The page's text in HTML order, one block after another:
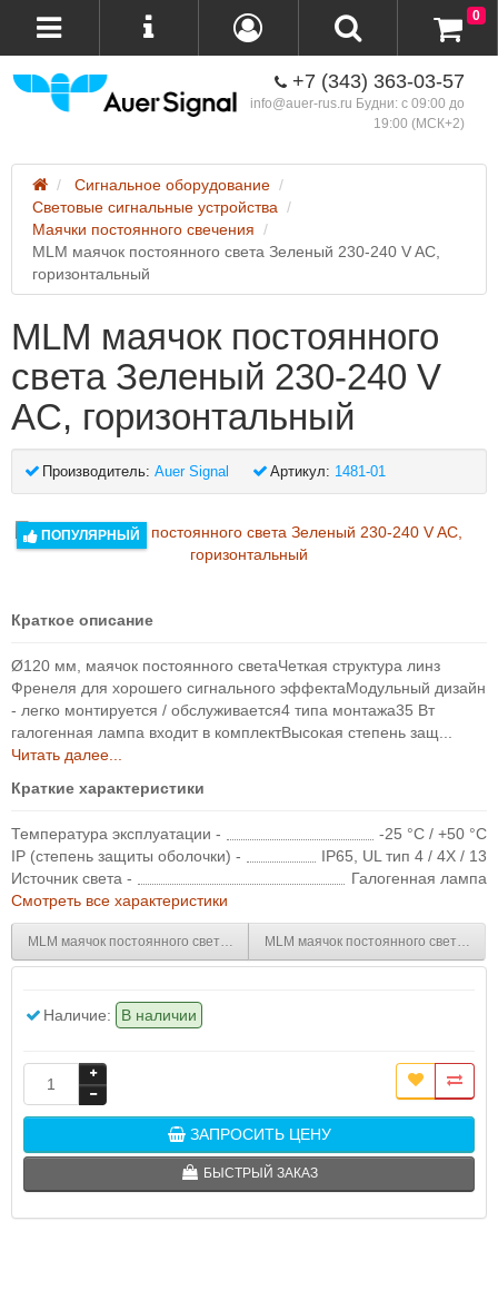
+7 (343) 363-03-57
info@auer-rus.ru Будни: с 09:00 до
19:00 (МСК+2)
0
Сигнальное оборудование
Световые сигнальные устройства
Маячки постоянного свечения
MLM маячок постоянного света Зеленый 230-240 V AC,
горизонтальный
MLM маячок постоянного
света Зеленый 230-240 V
AC, горизонтальный
Производитель: Auer Signal Артикул: 1481-01
ПОПУЛЯРНЫЙ
Краткое описание
Ø120 мм, маячок постоянного светаЧеткая структура линз
Френеля для хорошего сигнального эффектаМодульный дизайн
- легко монтируется / обслуживается4 типа монтажа35 Вт
галогенная лампа входит в комплектВысокая степень защ...
Читать далее...
Краткие характеристики
Температура эксплуатации -
-25 °C / +50 °C
IP (степень защиты оболочки) -
IP65, UL тип 4 / 4X / 13
Источник света -
Галогенная лампа
Смотреть все характеристики
MLM маячок постоянного света Зеленый 110-120 V AC, Трубка NPT 1/2
MLM маячок постоянного света
Наличие: В наличии
ЗАПРОСИТЬ ЦЕНУ
БЫСТРЫЙ ЗАКАЗ